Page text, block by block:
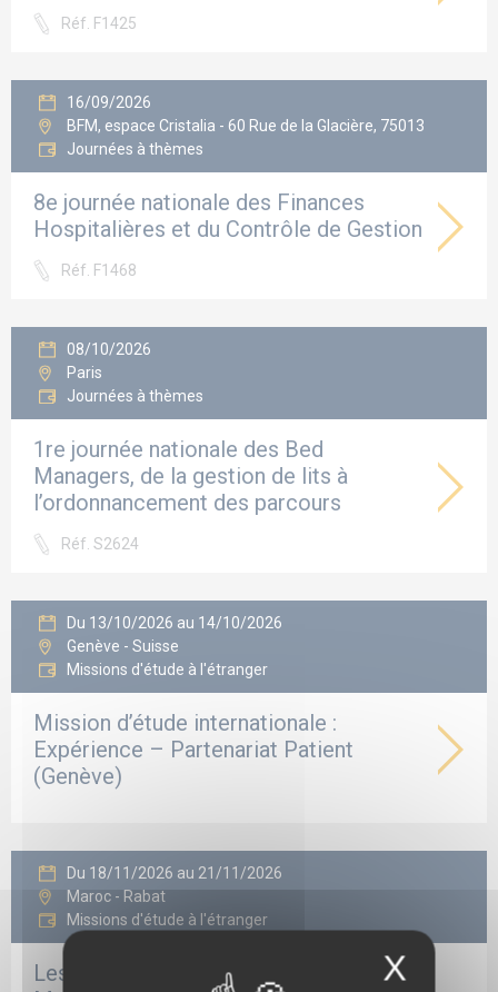
Réf. F1425
16/09/2026
BFM, espace Cristalia - 60 Rue de la Glacière, 75013
Journées à thèmes
8e journée nationale des Finances
Hospitalières et du Contrôle de Gestion
Réf. F1468
08/10/2026
Paris
Journées à thèmes
1re journée nationale des Bed
Managers, de la gestion de lits à
l’ordonnancement des parcours
Réf. S2624
Du 13/10/2026 au 14/10/2026
Genève - Suisse
Missions d'étude à l'étranger
Mission d’étude internationale :
Expérience – Partenariat Patient
(Genève)
Du 18/11/2026 au 21/11/2026
Maroc - Rabat
Missions d'étude à l'étranger
Les grands projets hospitaliers au
X